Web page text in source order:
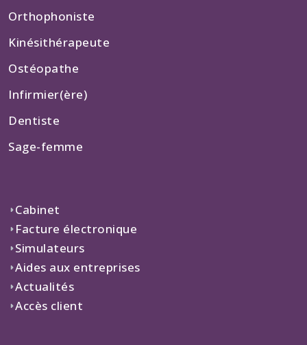
Orthophoniste
Kinésithérapeute
Ostéopathe
Infirmier(ère)
Dentiste
Sage-femme
Cabinet
Facture électronique
Simulateurs
Aides aux entreprises
Actualités
Accès client